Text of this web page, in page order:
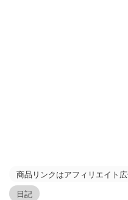
商品リンクはアフィリエイト
日記